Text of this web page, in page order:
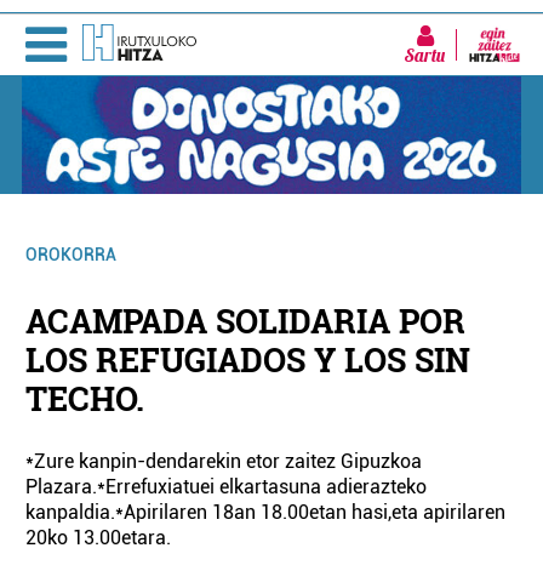
Sartu
OROKORRA
ACAMPADA SOLIDARIA POR
LOS REFUGIADOS Y LOS SIN
TECHO.
*Zure kanpin-dendarekin etor zaitez Gipuzkoa
Plazara.*Errefuxiatuei elkartasuna adierazteko
kanpaldia.*Apirilaren 18an 18.00etan hasi,eta apirilaren
20ko 13.00etara.